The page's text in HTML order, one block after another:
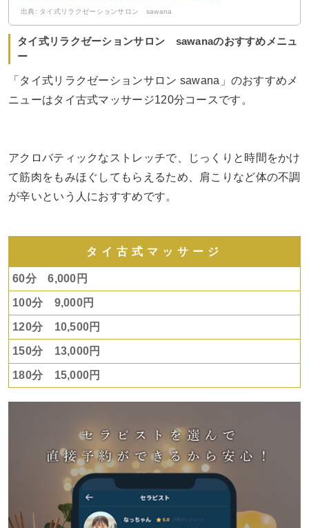
出典: タイ式リラクゼーションサロン sawana
タイ式リラクゼーションサロン sawanaのおすすめメニュ
ー
「タイ式リラクゼーションサロン sawana」のおすすめメ
ニューはタイ古式マッサージ120分コースです。
アクロバティックなストレッチで、じっくりと時間をかけ
て筋肉をもみほぐしてもらえるため、肩こりなど体の不調
が辛いという人におすすめです。
タイ古式マッサージ
60分 6,000円
100分 9,000円
120分 10,500円
150分 13,000円
180分 15,000円